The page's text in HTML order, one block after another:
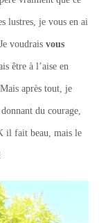
lustres, je vous en ai
voudrais vous
être à l’aise en
après tout, je
du courage,
il fait beau, mais le